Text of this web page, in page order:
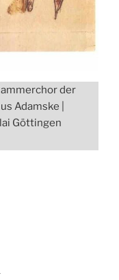
der
Adamske |
Göttingen